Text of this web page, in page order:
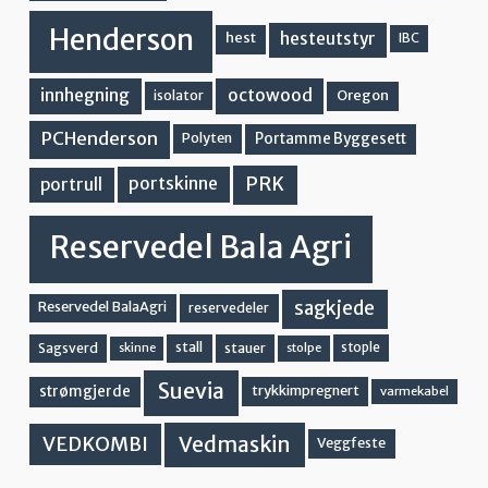
Henderson hest hesteutstyr IBC
innhegning isolator octowood Oregon
PCHenderson Polyten Portamme Byggesett
portrull portskinne PRK
Reservedel Bala Agri
Reservedel BalaAgri reservedeler sagkjede
Sagsverd skinne stall stauer stolpe stople
strømgjerde Suevia trykkimpregnert varmekabel
VEDKOMBI Vedmaskin Veggfeste